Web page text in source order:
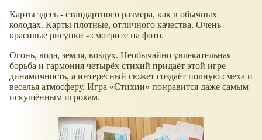
Карты здесь - стандартного размера, как в обычных
колодах. Карты плотные, отличного качества. Очень
красивые рисунки - смотрите на фото.
Огонь, вода, земля, воздух. Необычайно увлекательная
борьба и гармония четырёх стихий придаёт этой игре
динамичность, а интересный сюжет создаёт полную смеха и
веселья атмосферу. Игра «Стихии» понравится даже самым
искушённым игрокам.